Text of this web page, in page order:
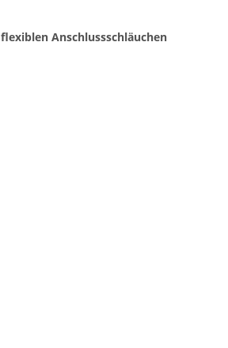
flexiblen Anschlussschläuchen